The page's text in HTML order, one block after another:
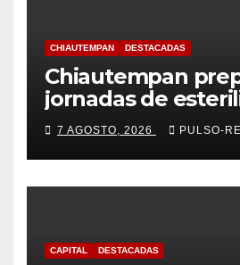
CHIAUTEMPAN DESTACADAS
Chiautempan
jornadas de
para perros y
7 AGOSTO, 2026 PULSO-
CAPITAL DESTACADAS